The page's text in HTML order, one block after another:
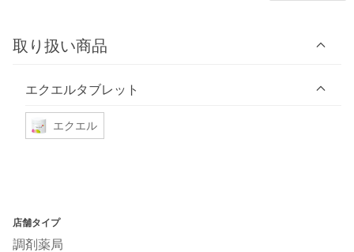
取り扱い商品
エクエルタブレット
エクエル
店舗タイプ
調剤薬局